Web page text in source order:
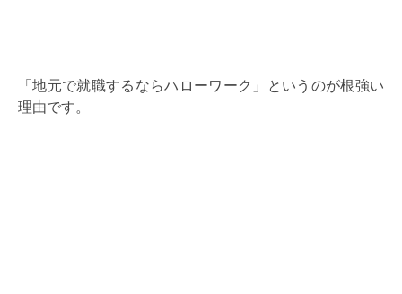
「地元で就職するならハローワーク」というのが根強い
理由です。